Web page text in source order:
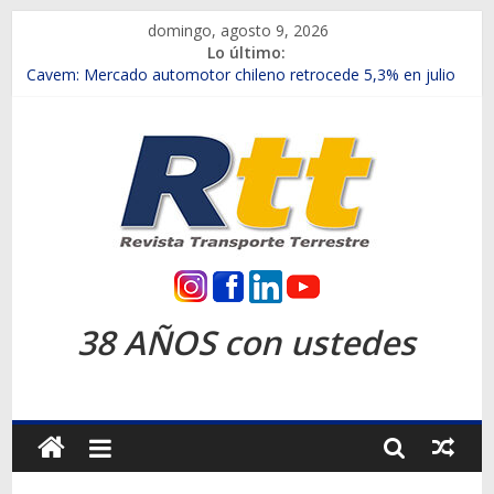
contenido
domingo, agosto 9, 2026
Lo último:
Chile es el primer mercado internacional en lanzar la nueva
Salfa suma vehículos electrificados de Chevrolet en el Biobío
Samex amplía su red con nuevas sucursales en Rancagua y
SINOTRUK Pick-ups presentó la recién estrenada Bolden en
la Expo Compras Públicas 2026
Revista
Transporte
Terrestre
38 AÑOS con ustedes